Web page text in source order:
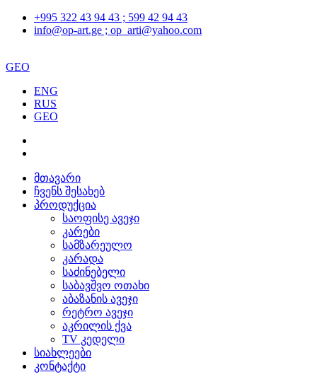
+995 322 43 94 43 ; 599 42 94 43
info@op-art.ge ; op_arti@yahoo.com
GEO
ENG
RUS
GEO
მთავარი
ჩვენს შესახებ
პროდუქცია
საოფისე ავეჯი
კარები
სამზარეულო
კარადა
საძინებელი
საბავშვო ოთახი
აბაზანის ავეჯი
რეტრო ავეჯი
აკრილის ქვა
TV კედელი
სიახლეები
კონტაქტი